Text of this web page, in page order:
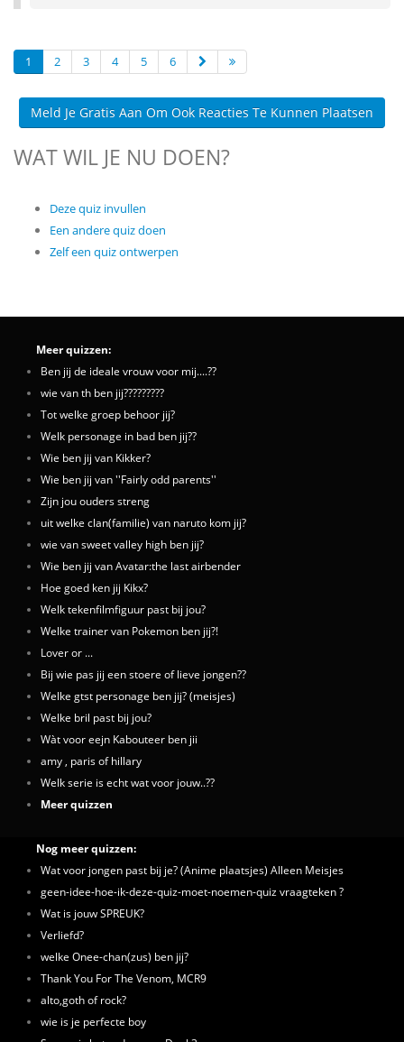
1 2 3 4 5 6
Meld Je Gratis Aan Om Ook Reacties Te Kunnen Plaatsen
WAT WIL JE NU DOEN?
Deze quiz invullen
Een andere quiz doen
Zelf een quiz ontwerpen
Meer quizzen:
Ben jij de ideale vrouw voor mij....??
wie van th ben jij?????????
Tot welke groep behoor jij?
Welk personage in bad ben jij??
Wie ben jij van Kikker?
Wie ben jij van ''Fairly odd parents''
Zijn jou ouders streng
uit welke clan(familie) van naruto kom jij?
wie van sweet valley high ben jij?
Wie ben jij van Avatar:the last airbender
Hoe goed ken jij Kikx?
Welk tekenfilmfiguur past bij jou?
Welke trainer van Pokemon ben jij?!
Lover or ...
Bij wie pas jij een stoere of lieve jongen??
Welke gtst personage ben jij? (meisjes)
Welke bril past bij jou?
Wàt voor eejn Kabouteer ben jii
amy , paris of hillary
Welk serie is echt wat voor jouw..??
Meer quizzen
Nog meer quizzen:
Wat voor jongen past bij je? (Anime plaatsjes) Alleen Meisjes
geen-idee-hoe-ik-deze-quiz-moet-noemen-quiz vraagteken ?
Wat is jouw SPREUK?
Verliefd?
welke Onee-chan(zus) ben jij?
Thank You For The Venom, MCR9
alto,goth of rock?
wie is je perfecte boy